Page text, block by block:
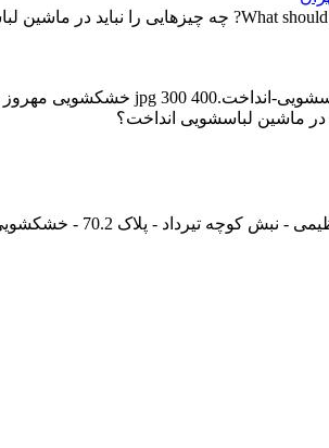
300 400 خشکشویی مهروز
در ماشین لباسشویی انداخت؟